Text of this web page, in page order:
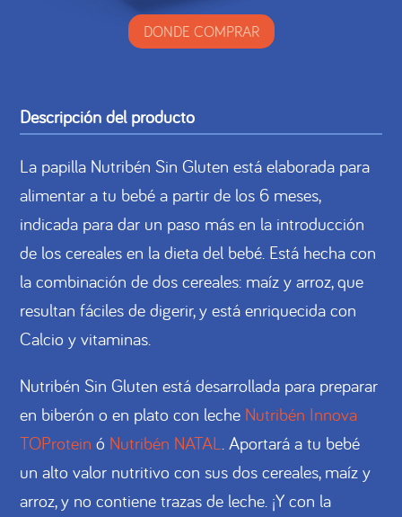
DONDE COMPRAR
Descripción del producto
La papilla Nutribén Sin Gluten está elaborada para
alimentar a tu bebé a partir de los 6 meses,
indicada para dar un paso más en la introducción
de los cereales en la dieta del bebé. Está hecha con
la combinación de dos cereales: maíz y arroz, que
resultan fáciles de digerir, y está enriquecida con
Calcio y vitaminas.
Nutribén Sin Gluten está desarrollada para preparar
en biberón o en plato con leche Nutribén Innova
TOProtein ó Nutribén NATAL. Aportará a tu bebé
un alto valor nutritivo con sus dos cereales, maíz y
arroz, y no contiene trazas de leche. ¡Y con la